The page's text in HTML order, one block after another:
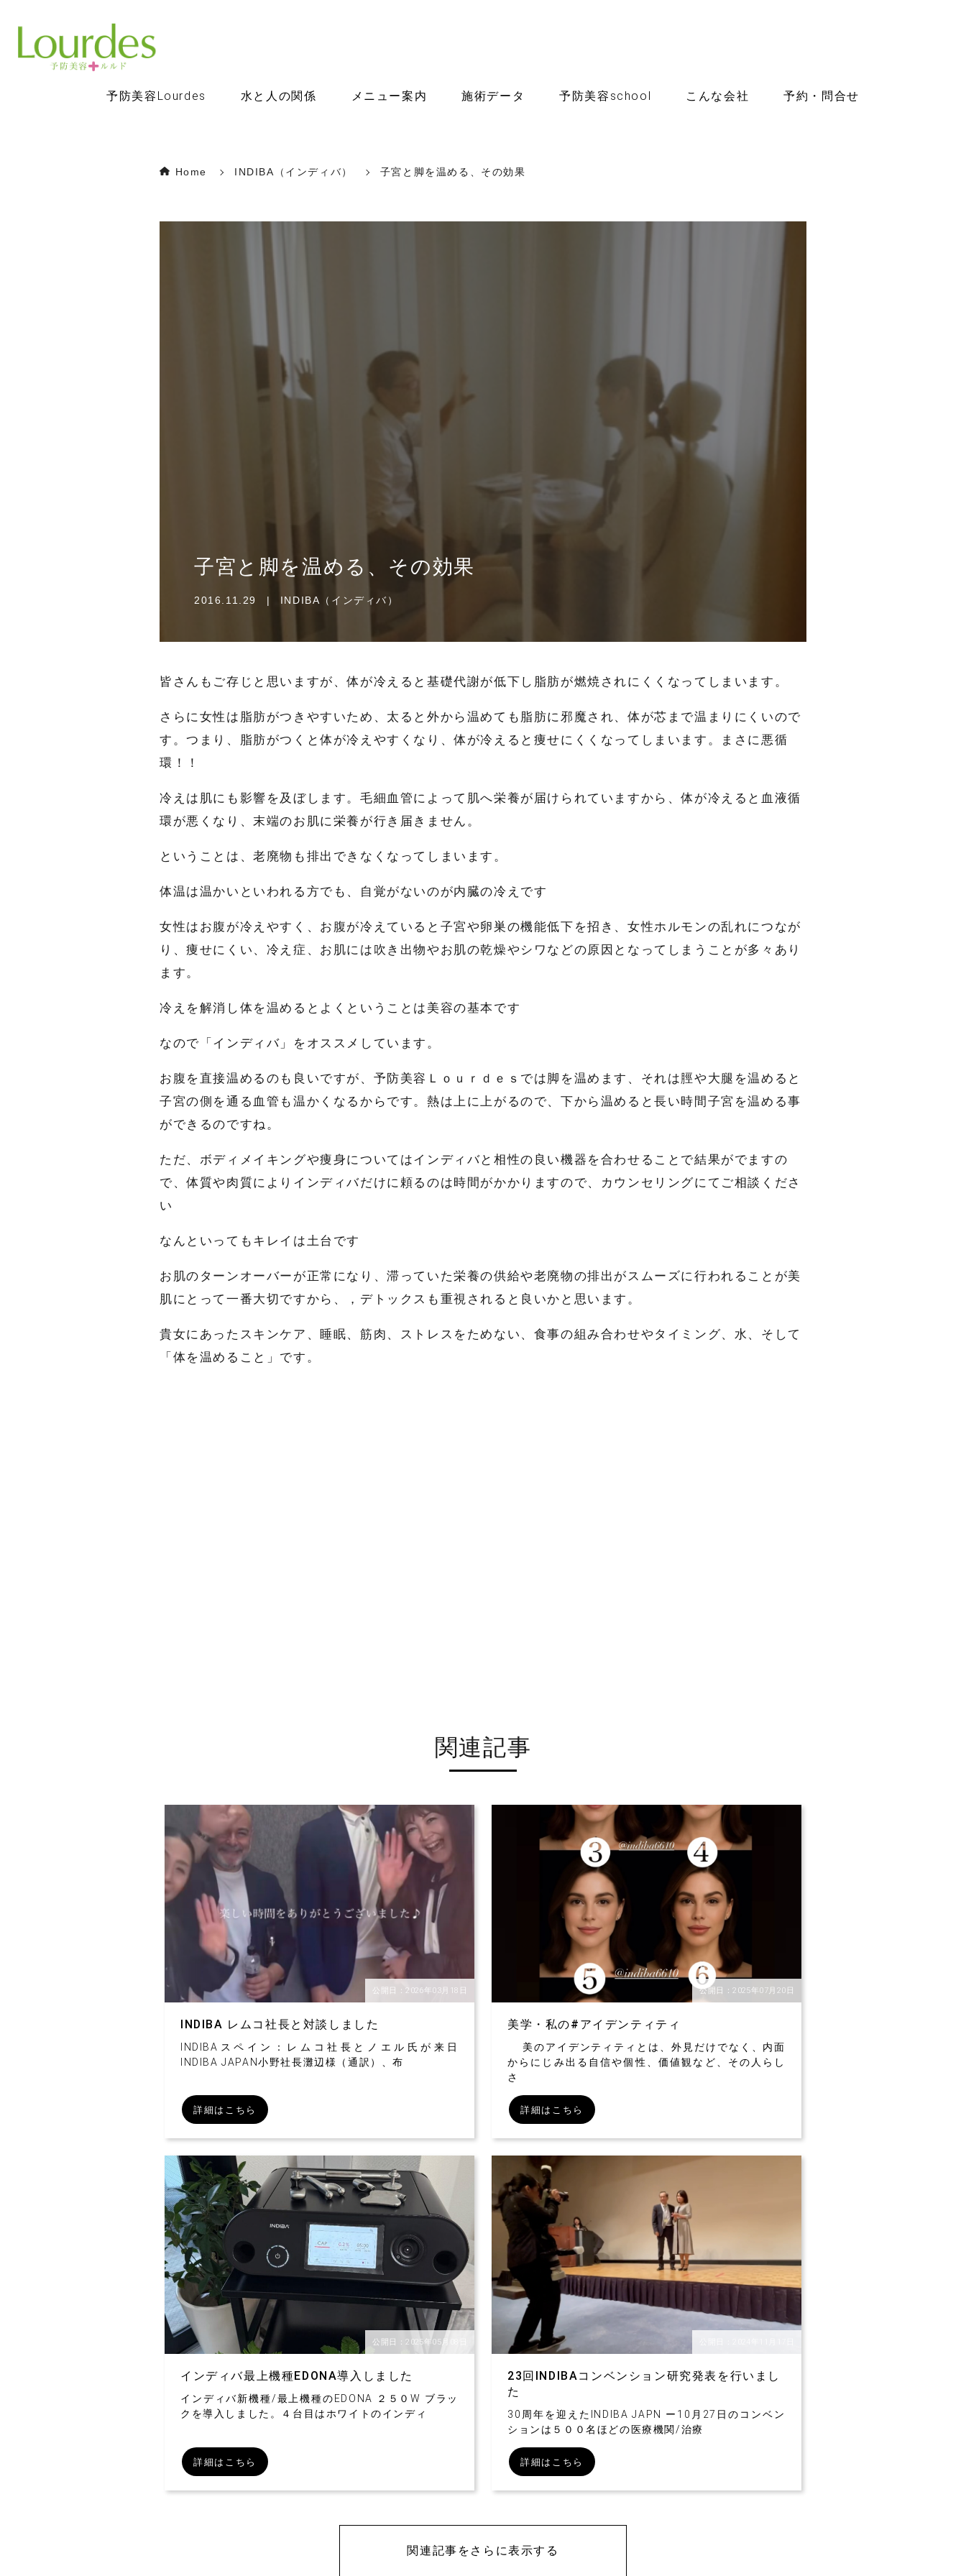
予防美容Lourdes 水と人の関係 メニュー案内 施術データ 予防美容school こんな会社 予約・問合せ
Home INDIBA（インディバ） 子宮と脚を温める、その効果
子宮と脚を温める、その効果
2016.11.29 | INDIBA（インディバ）
皆さんもご存じと思いますが、体が冷えると基礎代謝が低下し脂肪が燃焼されにくくなってしまいます。
さらに女性は脂肪がつきやすいため、太ると外から温めても脂肪に邪魔され、体が芯まで温まりにくいので
す。つまり、脂肪がつくと体が冷えやすくなり、体が冷えると痩せにくくなってしまいます。まさに悪循
環！！
冷えは肌にも影響を及ぼします。毛細血管によって肌へ栄養が届けられていますから、体が冷えると血液循
環が悪くなり、末端のお肌に栄養が行き届きません。
ということは、老廃物も排出できなくなってしまいます。
体温は温かいといわれる方でも、自覚がないのが内臓の冷えです
女性はお腹が冷えやすく、お腹が冷えていると子宮や卵巣の機能低下を招き、女性ホルモンの乱れにつなが
り、痩せにくい、冷え症、お肌には吹き出物やお肌の乾燥やシワなどの原因となってしまうことが多々あり
ます。
冷えを解消し体を温めるとよくということは美容の基本です
なので「インディバ」をオススメしています。
お腹を直接温めるのも良いですが、予防美容Ｌｏｕｒｄｅｓでは脚を温めます、それは脛や大腿を温めると
子宮の側を通る血管も温かくなるからです。熱は上に上がるので、下から温めると長い時間子宮を温める事
ができるのですね。
ただ、ボディメイキングや痩身についてはインディバと相性の良い機器を合わせることで結果がでますの
で、体質や肉質によりインディバだけに頼るのは時間がかかりますので、カウンセリングにてご相談くださ
い
なんといってもキレイは土台です
お肌のターンオーバーが正常になり、滞っていた栄養の供給や老廃物の排出がスムーズに行われることが美
肌にとって一番大切ですから、，デトックスも重視されると良いかと思います。
貴女にあったスキンケア、睡眠、筋肉、ストレスをためない、食事の組み合わせやタイミング、水、そして
「体を温めること」です。
関連記事
公開日：2026年03月18日
INDIBA レムコ社長と対談しました
INDIBAスペイン：レムコ社長とノエル氏が来日
INDIBA JAPAN小野社長灘辺様（通訳）、布
詳細はこちら
公開日：2025年07月20日
美学・私の#アイデンティティ
美のアイデンティティとは、外見だけでなく、内面
からにじみ出る自信や個性、価値観など、その人らし
さ
詳細はこちら
公開日：2025年05月08日
インディバ最上機種EDONA導入しました
インディバ新機種/最上機種のEDONA ２５０W ブラッ
クを導入しました。４台目はホワイトのインディ
詳細はこちら
23回INDIBAコンベンション研究発表を行いまし
た
30周年を迎えたINDIBA JAPN ー10月27日のコンベン
ションは５００名ほどの医療機関/治療
詳細はこちら
関連記事をさらに表示する
名 姓
メール